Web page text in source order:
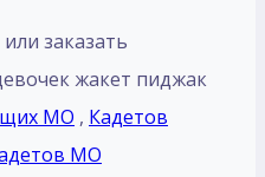
заказать
жакет пиджак
МО , Кадетов
МО